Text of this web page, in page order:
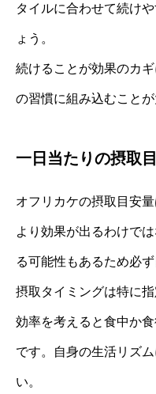
タイルに合わせて続け
ょう。
続けることが効果のカ
の習慣に組み込むことが
一日当たりの摂取
オフリカケの摂取目安
より効果が出るわけで
る可能性もあるため必
摂取タイミングは特に
効率を考えると食中か
です。自身の生活リズ
い。